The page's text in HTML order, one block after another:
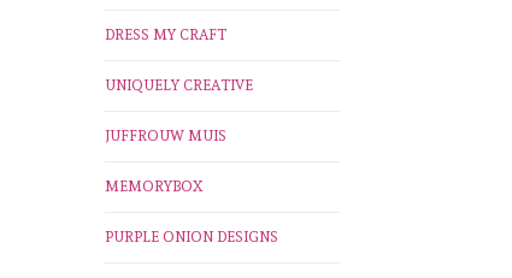
DRESS MY CRAFT
UNIQUELY CREATIVE
JUFFROUW MUIS
MEMORYBOX
PURPLE ONION DESIGNS